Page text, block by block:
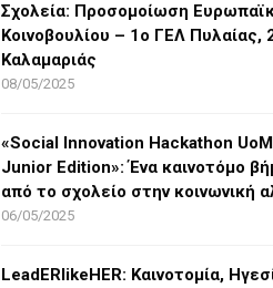
Σχολεία: Προσομοίωση
Κοινοβουλίου – 1ο ΓΕΛ Πυλαίας,
Καλαμαριάς
08/05/2025
«Social Innovation Hackathon
Junior Edition»: Ένα καινοτόμο
από το σχολείο στην κοινωνική
06/05/2025
LeadERlikeHER: Καινοτομία,